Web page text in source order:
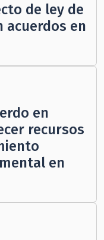
de ley de
acuerdos en
en
recursos
en